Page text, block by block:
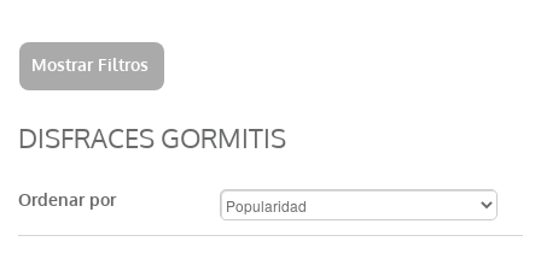
Mostrar Filtros
DISFRACES GORMITIS
Ordenar por